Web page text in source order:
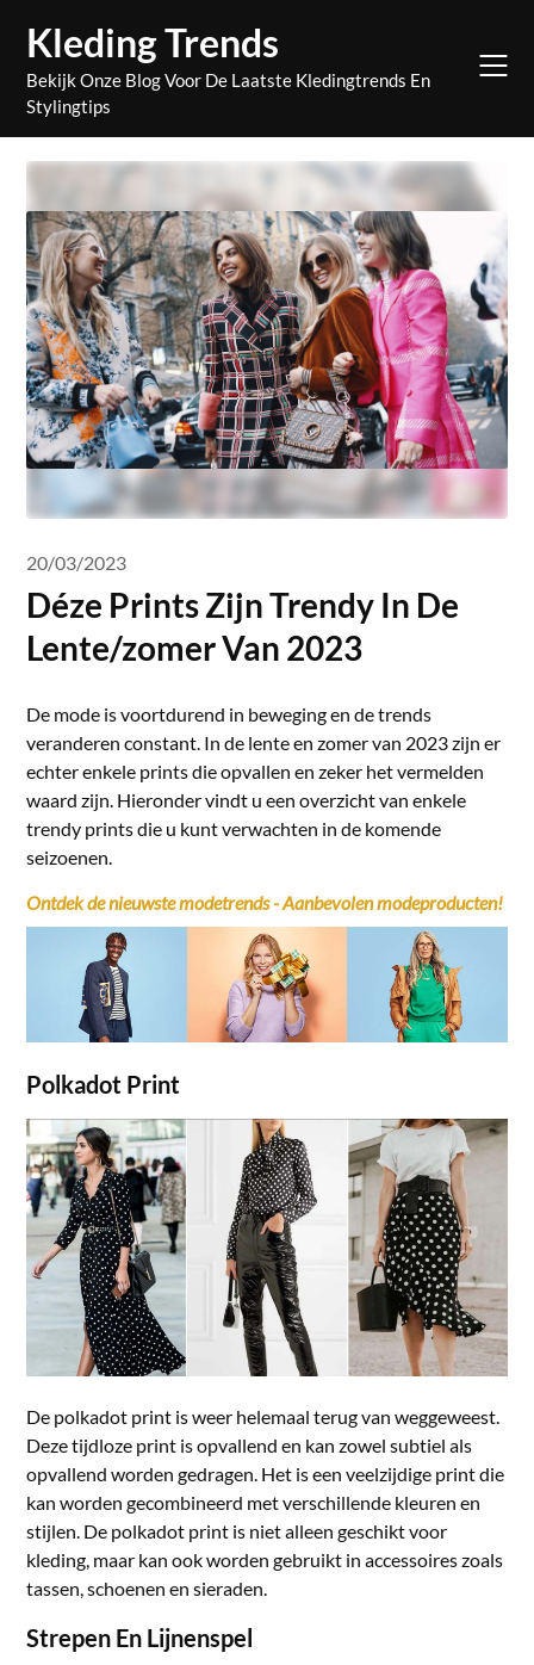
content
Kleding Trends
Bekijk Onze Blog Voor De Laatste Kledingtrends En
Stylingtips
20/03/2023
Déze Prints Zijn Trendy In De
Lente/zomer Van 2023
De mode is voortdurend in beweging en de trends
veranderen constant. In de lente en zomer van 2023 zijn er
echter enkele prints die opvallen en zeker het vermelden
waard zijn. Hieronder vindt u een overzicht van enkele
trendy prints die u kunt verwachten in de komende
seizoenen.
Ontdek de nieuwste modetrends - Aanbevolen modeproducten!
Polkadot Print
De polkadot print is weer helemaal terug van weggeweest.
Deze tijdloze print is opvallend en kan zowel subtiel als
opvallend worden gedragen. Het is een veelzijdige print die
kan worden gecombineerd met verschillende kleuren en
stijlen. De polkadot print is niet alleen geschikt voor
kleding, maar kan ook worden gebruikt in accessoires zoals
tassen, schoenen en sieraden.
Strepen En Lijnenspel